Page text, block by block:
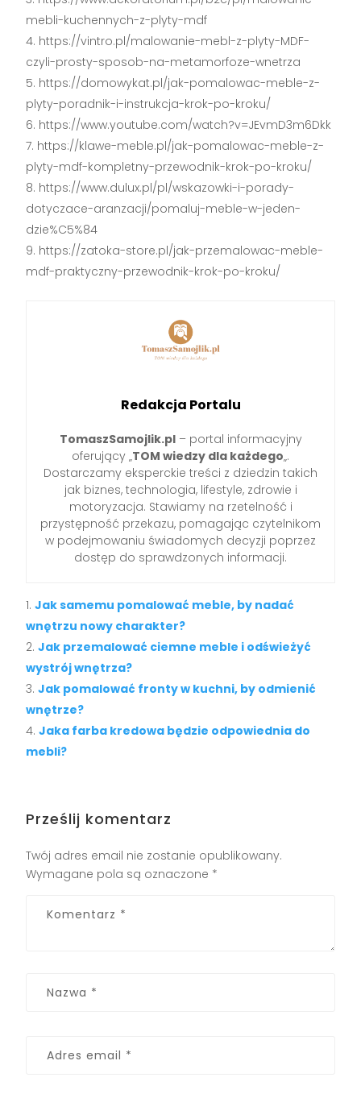
mebli-kuchennych-z-plyty-mdf
https://vintro.pl/malowanie-mebl-z-plyty-MDF-
czyli-prosty-sposob-na-metamorfoze-wnetrza
https://domowykat.pl/jak-pomalowac-meble-z-
plyty-poradnik-i-instrukcja-krok-po-kroku/
https://www.youtube.com/watch?v=JEvmD3m6Dkk
https://klawe-meble.pl/jak-pomalowac-meble-z-
plyty-mdf-kompletny-przewodnik-krok-po-kroku/
https://www.dulux.pl/pl/wskazowki-i-porady-
dotyczace-aranzacji/pomaluj-meble-w-jeden-
dzie%C5%84
https://zatoka-store.pl/jak-przemalowac-meble-
mdf-praktyczny-przewodnik-krok-po-kroku/
Redakcja Portalu
TomaszSamojlik.pl– portal informacyjny
oferujący „TOM wiedzy dla każdego„.
Dostarczamy eksperckie treści z dziedzin takich
jak biznes, technologia, lifestyle, zdrowie i
motoryzacja. Stawiamy na rzetelność i
przystępność przekazu, pomagając czytelnikom
w podejmowaniu świadomych decyzji poprzez
dostęp do sprawdzonych informacji.
Jak samemu pomalować meble, by nadać
wnętrzu nowy charakter?
Jak przemalować ciemne meble i odświeżyć
wystrój wnętrza?
Jak pomalować fronty w kuchni, by odmienić
wnętrze?
Jaka farba kredowa będzie odpowiednia do
mebli?
Prześlij komentarz
Twój adres email nie zostanie opublikowany.
Wymagane pola są oznaczone *